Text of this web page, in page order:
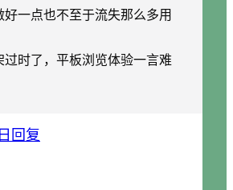
一点也不至于流失那么多用
过时了，平板浏览体验一言难
回复